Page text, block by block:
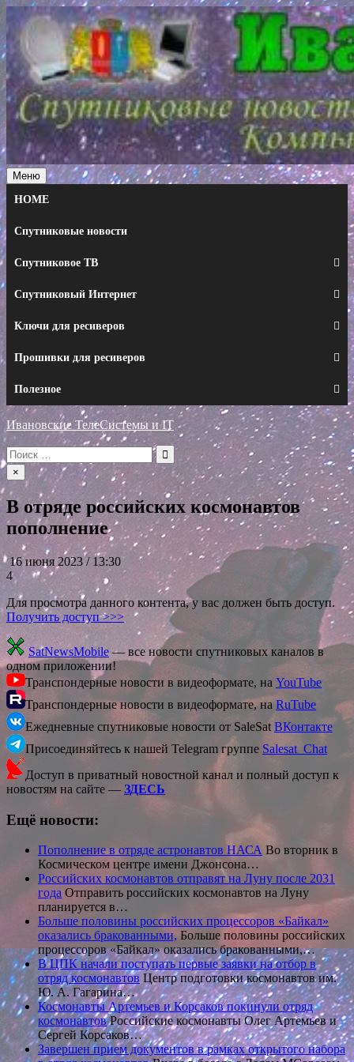
Перейти
к
содержимому
Меню
HOME
Спутниковые новости
Спутниковое ТВ
Спутниковый Интернет
Ключи для ресиверов
Прошивки для ресиверов
Полезное
Ивановские ТелеСистемы и IT
Искать:
×
В отряде российских космонавтов
пополнение
16 июня 2023 / 13:30
4
Для просмотра данного контента, у вас должен быть доступ.
Получить доступ >>>
SatNewsMobile— все новости спутниковых каналов в
одном приложении!
Транспондерные новости в видеоформате, на YouTube
Транспондерные новости в видеоформате, наRuTube
Ежедневные спутниковые новости от SaleSat ВКонтакте
Присоединяйтесь к нашей Telegram группе Salesat_Chat
Доступ в приватный новостной канал и полный доступ к
новостям на сайте — ЗДЕСЬ
Ещё новости:
Пополнение в отряде астронавтов НАСА Во вторник в
Космическом центре имени Джонсона…
Российских космонавтов отправят на Луну после 2031
года Отправить российских космонавтов на Луну
планируется в…
Больше половины российских процессоров «Байкал»
оказались бракованными, Больше половины российских
процессоров «Байкал» оказались бракованными,…
В ЦПК начали поступать первые заявки на отбор в
отряд космонавтов Центр подготовки космонавтов им.
Ю. А. Гагарина…
Космонавты Артемьев и Корсаков покинули отряд
космонавтовРоссийские космонавты Олег Артемьев и
Сергей Корсаков…
Завершен прием документов в рамках открытого набора